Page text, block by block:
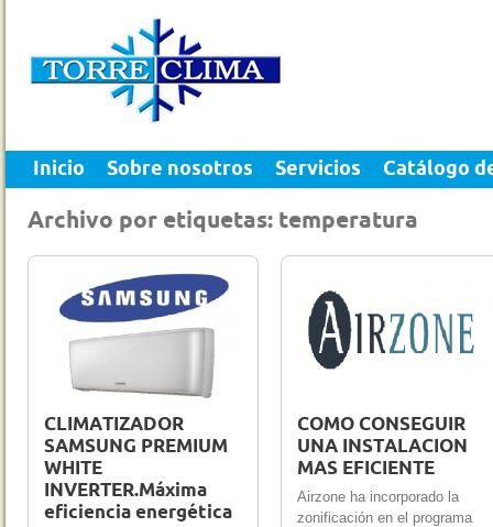
Inicio Sobre nosotros Servicios Catálogo
Archivo por etiquetas: temperatura
0
CLIMATIZADOR
SAMSUNG PREMIUM
WHITE
INVERTER.Máxima
eficiencia energética
COMO CONSEGUIR
UNA INSTALACION
MAS EFICIENTE
Airzone ha incorporado la
zonificación en el programa